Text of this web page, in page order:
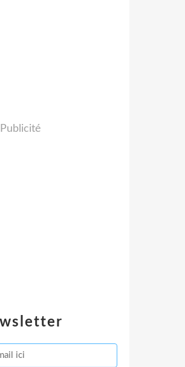
Publicité